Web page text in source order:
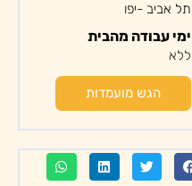
תל אביב -יפו
ימי עבודה מהבית
ללא
הגש מועמדות